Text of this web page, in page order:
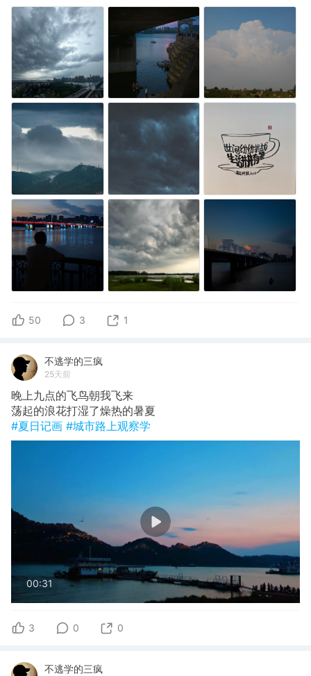
50 3 1
不逃学的三疯
25天前
晚上九点的飞鸟朝我飞来
荡起的浪花打湿了燥热的暑夏
#夏日记画 #城市路上观察学
00:31
3 0 0
不逃学的三疯